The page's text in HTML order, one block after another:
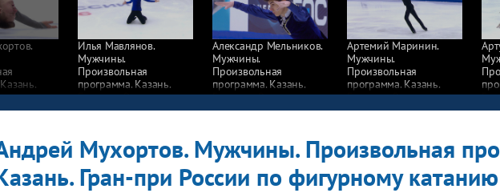
катанию
Илья Мавлянов.
Мужчины.
Произвольная
программа. Казань.
Гран-при России
по фигурному катанию
Александр Мельников.
Мужчины.
Произвольная
программа. Казань.
Гран-при России
по фигурному катанию
Артемий Маринин.
Мужчины.
Произвольная
программа. Казань.
Гран-при России
по фигурному катанию
по
Мухортов. Мужчины. Произвольная
Гран-при России по фигурному